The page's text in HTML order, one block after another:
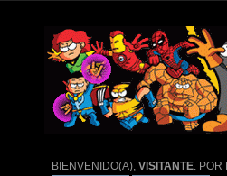
BIENVENIDO(A),VISITANTE . POR